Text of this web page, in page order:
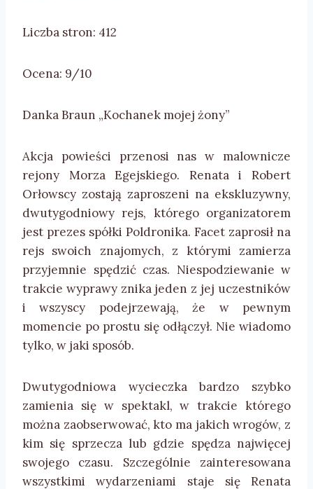
Liczba stron: 412
Ocena: 9/10
Danka Braun „Kochanek mojej żony”
Akcja powieści przenosi nas w malownicze
rejony Morza Egejskiego. Renata i Robert
Orłowscy zostają zaproszeni na ekskluzywny,
dwutygodniowy rejs, którego organizatorem
jest prezes spółki Poldronika. Facet zaprosił na
rejs swoich znajomych, z którymi zamierza
przyjemnie spędzić czas. Niespodziewanie w
trakcie wyprawy znika jeden z jej uczestników
i wszyscy podejrzewają, że w pewnym
momencie po prostu się odłączył. Nie wiadomo
tylko, w jaki sposób.
Dwutygodniowa wycieczka bardzo szybko
zamienia się w spektakl, w trakcie którego
można zaobserwować, kto ma jakich wrogów, z
kim się sprzecza lub gdzie spędza najwięcej
swojego czasu. Szczególnie zainteresowana
wszystkimi wydarzeniami staje się Renata